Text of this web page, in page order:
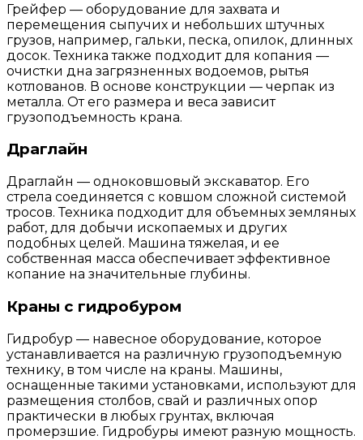
Грейфер — оборудование для захвата и
перемещения сыпучих и небольших штучных
грузов, например, гальки, песка, опилок, длинных
досок. Техника также подходит для копания —
очистки дна загрязненных водоемов, рытья
котлованов. В основе конструкции — черпак из
металла. От его размера и веса зависит
грузоподъемность крана.
Драглайн
Драглайн — одноковшовый экскаватор. Его
стрела соединяется с ковшом сложной системой
тросов. Техника подходит для объемных земляных
работ, для добычи ископаемых и других
подобных целей. Машина тяжелая, и ее
собственная масса обеспечивает эффективное
копание на значительные глубины.
Краны с гидробуром
Гидробур — навесное оборудование, которое
устанавливается на различную грузоподъемную
технику, в том числе на краны. Машины,
оснащенные такими установками, используют для
размещения столбов, свай и различных опор
практически в любых грунтах, включая
промерзшие. Гидробуры имеют разную мощность.